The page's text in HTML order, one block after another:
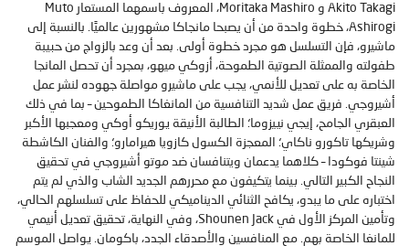
الحلقة 16
الحلقة 17
الحلقة 18
الحلقة 19
الحلقة 20
الحلقة 21
الحلقة 22
الحلقة 23
Akito Takagi و Moritaka Mashiro، المعروف باسمهما المستعار Muto
Ashirogi، خطوة واحدة من أن يصبحا مانجاكا مشهورين عالميًا. بالنسبة إلى
ماشيرو، فإن التسلسل هو مجرد خطوة أولى. بعد أن وعد بالزواج من حبيبة
طفولته والممثلة الصوتية الطموحة، أزوكي ميهو، بمجرد أن تحصل المانجا
الخاصة به على تعديل للأنمي، يجب على ماشيرو مواصلة جهوده لنشر عمل
أشيروجي. فريق عمل شديد التنافسية من المانغاكا الطموحين – بما في ذلك
العبقري الجامح، إيجي نييزوما؛ الطالبة الأنيقة يوريكو أوكي ومعجبها الأكبر
وشريكها تاكورو ناكاي؛ المعجزة الكسول كازويا هيرامارو؛ والفنان الكاشطة
شينتا فوكودا – كلاهما يدعمان ويتنافسان ضد موتو أشيروجي في تحقيق
النجاح الكبير التالي. بينما يتكيفون مع محررهم الجديد الشاب والذي لم يتم
اختباره على ما يبدو، يكافح الثنائي الديناميكي للحفاظ على تسلسلهم الحالي،
وتأمين المركز الأول في Shounen Jack، وفي النهاية، تحقيق تعديل أنيمي
للمانغا الخاصة بهم. مع المنافسين والأصدقاء الجدد، باكومان. يواصل الموسم